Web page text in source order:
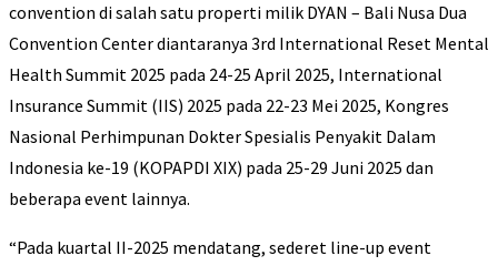
convention di salah satu properti milik DYAN – Bali Nusa Dua
Convention Center diantaranya 3rd International Reset Mental
Health Summit 2025 pada 24-25 April 2025, International
Insurance Summit (IIS) 2025 pada 22-23 Mei 2025, Kongres
Nasional Perhimpunan Dokter Spesialis Penyakit Dalam
Indonesia ke-19 (KOPAPDI XIX) pada 25-29 Juni 2025 dan
beberapa event lainnya.
“Pada kuartal II-2025 mendatang, sederet line-up event